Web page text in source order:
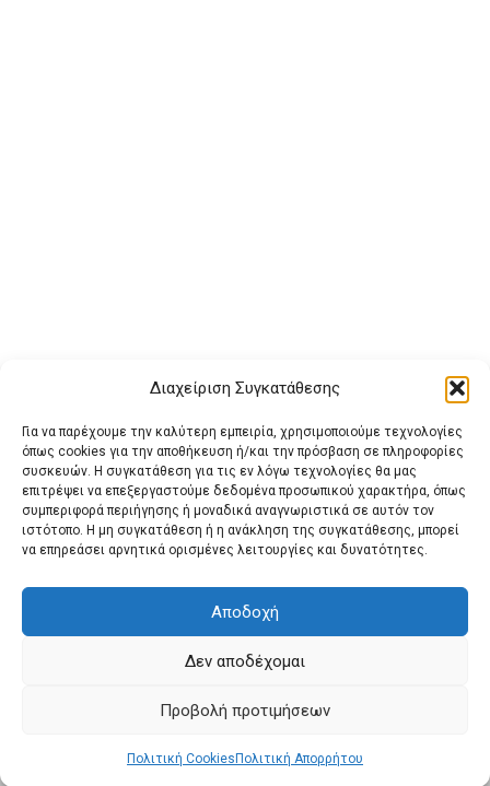
Διαχείριση Συγκατάθεσης
Για να παρέχουμε την καλύτερη εμπειρία, χρησιμοποιούμε τεχνολογίες
όπως cookies για την αποθήκευση ή/και την πρόσβαση σε πληροφορίες
συσκευών. Η συγκατάθεση για τις εν λόγω τεχνολογίες θα μας
επιτρέψει να επεξεργαστούμε δεδομένα προσωπικού χαρακτήρα, όπως
συμπεριφορά περιήγησης ή μοναδικά αναγνωριστικά σε αυτόν τον
ιστότοπο. Η μη συγκατάθεση ή η ανάκληση της συγκατάθεσης, μπορεί
να επηρεάσει αρνητικά ορισμένες λειτουργίες και δυνατότητες.
Αποδοχή
Δεν αποδέχομαι
Προβολή προτιμήσεων
Πολιτική Cookies Πολιτική Απορρήτου
Buy Adspace ΑΡΧΙΚΗ ΕΠΙΚΟΙΝΩΝΙΑ
ΟΡΟΙ ΧΡΗΣΗΣ